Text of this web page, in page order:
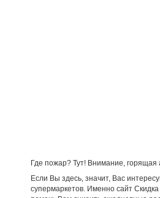
Где пожар? Тут! Внимание, горящая
Если Вы здесь, значит, Вас
супермаркетов. Именно сайт